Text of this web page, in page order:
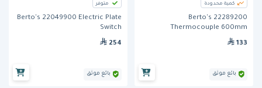
كمية محدودة
Berto's 22289200
Thermocouple 600mm
133
بائع موثق
متوفر
Berto's 22049900 Electric Plate
Switch
254
بائع موثق